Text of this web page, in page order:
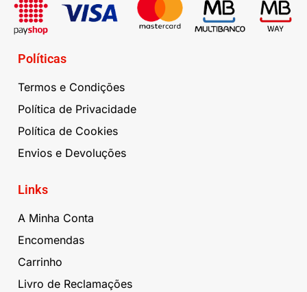
Políticas
Termos e Condições
Política de Privacidade
Política de Cookies
Envios e Devoluções
Links
A Minha Conta
Encomendas
Carrinho
Livro de Reclamações